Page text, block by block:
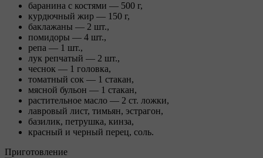
баранина с костями — 500 г,
курдючный жир — 150 г,
баклажаны — 2 шт.,
помидоры — 4 шт.,
репа — 1 шт.,
лук репчатый — 2 шт.,
чеснок — 1 головка,
томатный сок — 1 стакан,
мясной бульон — 1 стакан,
растительное масло — 2 cт. ложки,
лавровый лист, тимьян, эстрагон,
базилик, петрушка, кинза,
красный и черный перец, соль.
Приготовление